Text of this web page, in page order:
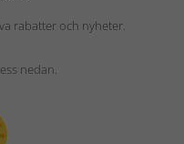
rabatter och nyheter.
nedan.